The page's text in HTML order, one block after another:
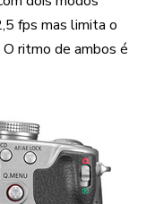
fps mas limita o
ritmo de ambos é